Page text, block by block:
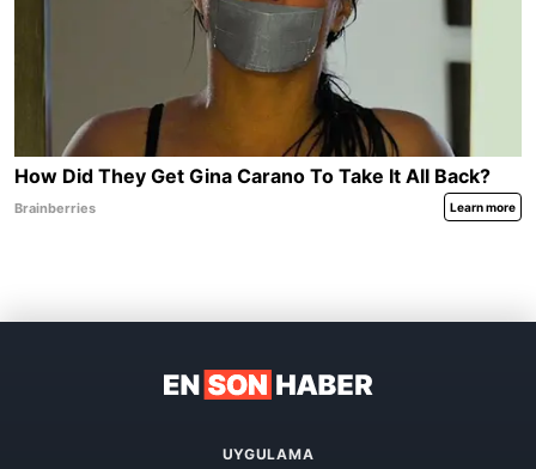
UYGULAMA